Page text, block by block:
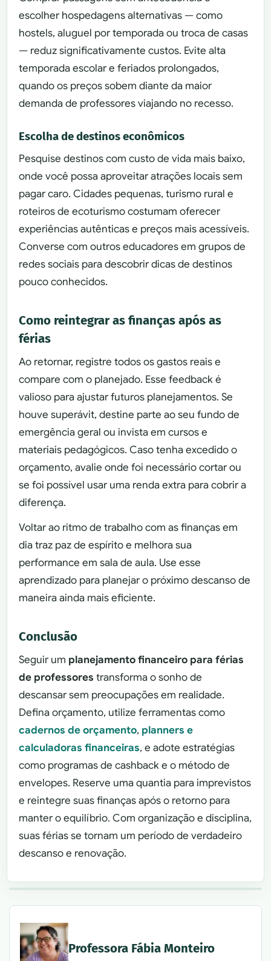
escolher hospedagens alternativas — como
hostels, aluguel por temporada ou troca de casas
— reduz significativamente custos. Evite alta
temporada escolar e feriados prolongados,
quando os preços sobem diante da maior
demanda de professores viajando no recesso.
Escolha de destinos econômicos
Pesquise destinos com custo de vida mais baixo,
onde você possa aproveitar atrações locais sem
pagar caro. Cidades pequenas, turismo rural e
roteiros de ecoturismo costumam oferecer
experiências autênticas e preços mais acessíveis.
Converse com outros educadores em grupos de
redes sociais para descobrir dicas de destinos
pouco conhecidos.
Como reintegrar as finanças após as
férias
Ao retornar, registre todos os gastos reais e
compare com o planejado. Esse feedback é
valioso para ajustar futuros planejamentos. Se
houve superávit, destine parte ao seu fundo de
emergência geral ou invista em cursos e
materiais pedagógicos. Caso tenha excedido o
orçamento, avalie onde foi necessário cortar ou
se foi possível usar uma renda extra para cobrir a
diferença.
Voltar ao ritmo de trabalho com as finanças em
dia traz paz de espírito e melhora sua
performance em sala de aula. Use esse
aprendizado para planejar o próximo descanso de
maneira ainda mais eficiente.
Conclusão
Seguir um planejamento financeiro para férias
de professores transforma o sonho de
descansar sem preocupações em realidade.
Defina orçamento, utilize ferramentas como
cadernos de orçamento, planners e
calculadoras financeiras, e adote estratégias
como programas de cashback e o método de
envelopes. Reserve uma quantia para imprevistos
e reintegre suas finanças após o retorno para
manter o equilíbrio. Com organização e disciplina,
suas férias se tornam um período de verdadeiro
descanso e renovação.
Professora Fábia Monteiro